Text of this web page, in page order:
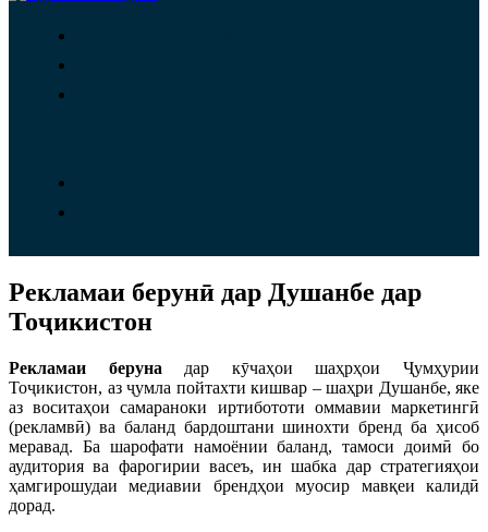
Рекламаи берунӣ дар Душанбе дар
Тоҷикистон
Рекламаи беруна дар кӯчаҳои шаҳрҳои Ҷумҳурии
Тоҷикистон, аз ҷумла пойтахти кишвар – шаҳри Душанбе, яке
аз воситаҳои самараноки иртибототи оммавии маркетингӣ
(рекламвӣ) ва баланд бардоштани шинохти бренд ба ҳисоб
меравад. Ба шарофати намоёнии баланд, тамоси доимӣ бо
аудитория ва фарогирии васеъ, ин шабка дар стратегияҳои
ҳамгирошудаи медиавии брендҳои муосир мавқеи калидӣ
дорад.